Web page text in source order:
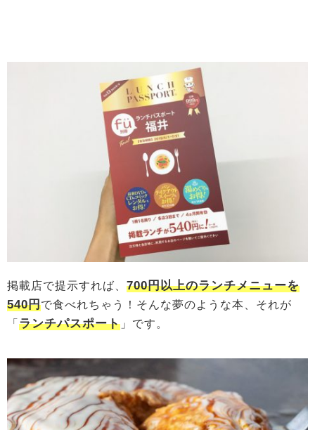
掲載店で提示すれば、 700円以上のランチメニューを
540円で食べれちゃう！そんな夢のような本、それが
「 ランチパスポート 」です。